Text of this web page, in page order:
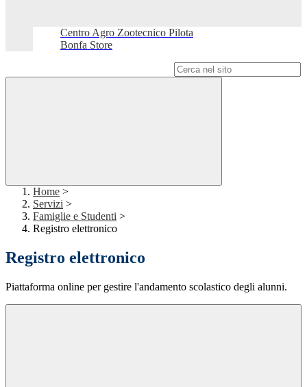
Centro Agro Zootecnico Pilota
Bonfa Store
Home >
Servizi >
Famiglie e Studenti >
Registro elettronico
Registro elettronico
Piattaforma online per gestire l'andamento scolastico degli alunni.